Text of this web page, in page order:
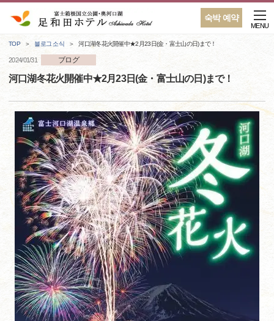
숙박 예약
MENU
TOP 블로그 소식 河口湖冬花火開催中★2月23日(金・富士山の日)まで！
2024/01/31 ブログ
河口湖冬花火開催中★2月23日(金・富士山の日)まで！